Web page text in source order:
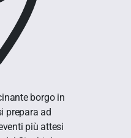
borgo in
prepara ad
più attesi